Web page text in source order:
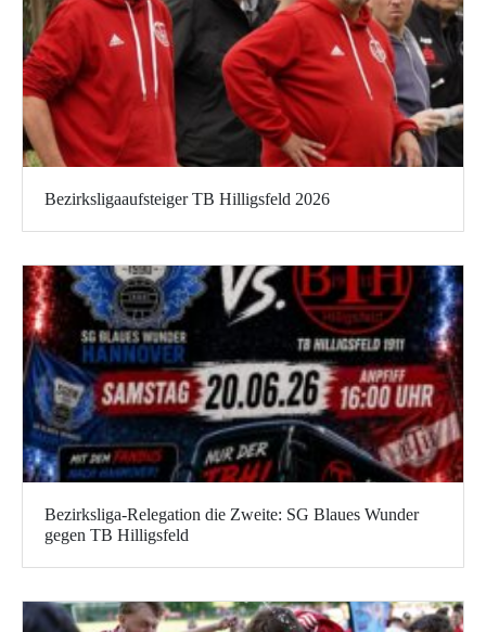
Bezirksligaaufsteiger TB Hilligsfeld 2026
Bezirksliga-Relegation die Zweite: SG Blaues Wunder
gegen TB Hilligsfeld